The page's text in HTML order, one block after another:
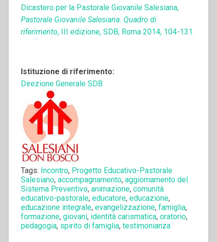
Dicastero per la Pastorale Giovanile Salesiana,
Pastorale Giovanile Salesiana. Quadro di
riferimento, III edizione, SDB, Roma 2014, 104-131.
Istituzione di riferimento:
Direzione Generale SDB
Tags: Incontro, Progetto Educativo-Pastorale
Salesiano, accompagnamento, aggiornamento del
Sistema Preventivo, animazione, comunità
educativo-pastorale, educatore, educazione,
educazione integrale, evangelizzazione, famiglia,
formazione, giovani, identità carismatica, oratorio,
pedagogia, spirito di famiglia, testimonianza